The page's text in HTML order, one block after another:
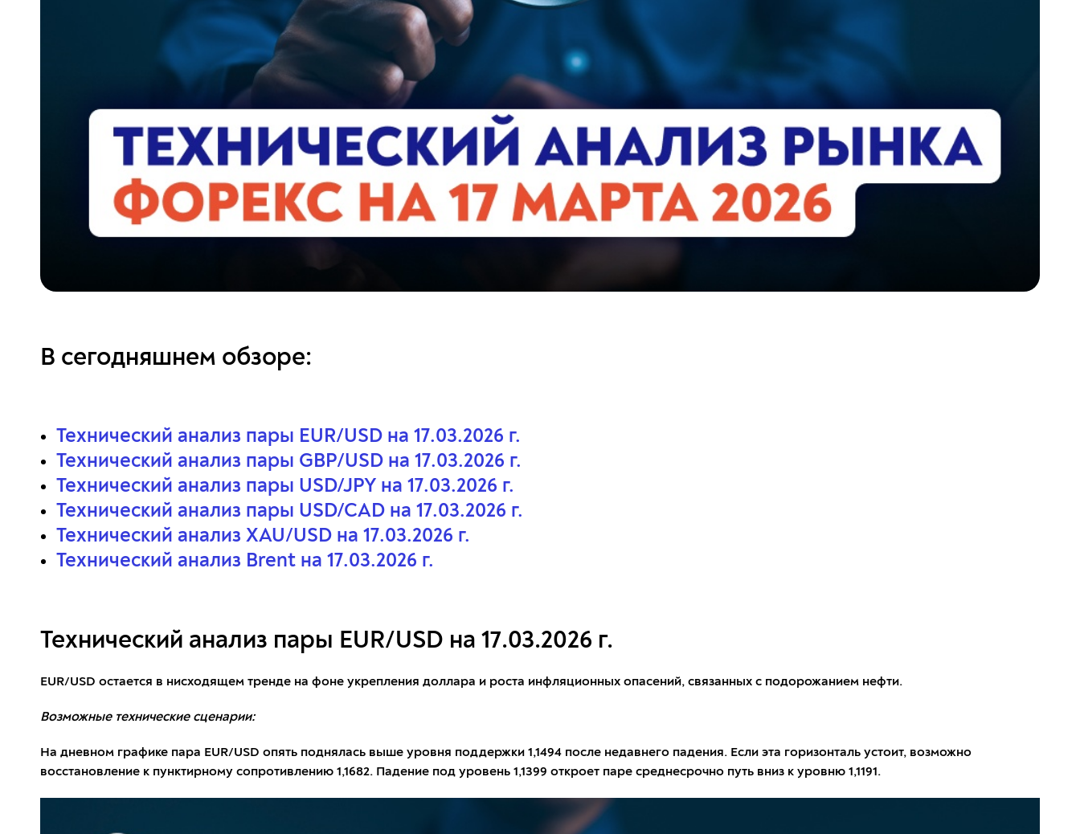
В сегодняшнем обзоре:
Технический анализ пары EUR/USD на 17.03.2026 г.
Технический анализ пары GBP/USD на 17.03.2026 г.
Технический анализ пары USD/JPY на 17.03.2026 г.
Технический анализ пары USD/CAD на 17.03.2026 г.
Технический анализ XAU/USD на 17.03.2026 г.
Технический анализ Brent на 17.03.2026 г.
Технический анализ пары EUR/USD на 17.03.2026 г.
EUR/USD остается в нисходящем тренде на фоне укрепления доллара и роста инфляционных опасений, связанных с подорожанием нефти.
Возможные технические сценарии:
На дневном графике пара EUR/USD опять поднялась выше уровня поддержки 1,1494 после недавнего падения. Если эта горизонталь устоит, возможно
восстановление к пунктирному сопротивлению 1,1682. Падение под уровень 1,1399 откроет паре среднесрочно путь вниз к уровню 1,1191.